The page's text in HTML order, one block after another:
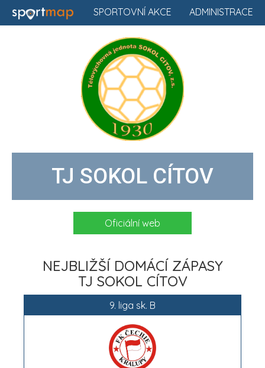
ADMINISTRACE
SPORTOVNÍ AKCE
TJ SOKOL CÍTOV
Oficiální web
NEJBLIŽŠÍ DOMÁCÍ ZÁPASY
TJ SOKOL CÍTOV
9. liga sk. B